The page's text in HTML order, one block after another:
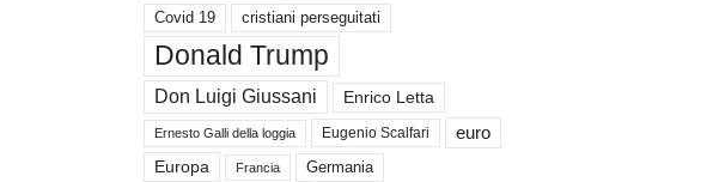
Covid 19 cristiani perseguitati
Donald Trump
Don Luigi Giussani Enrico Letta
Ernesto Galli della loggia Eugenio Scalfari euro
Europa Francia Germania